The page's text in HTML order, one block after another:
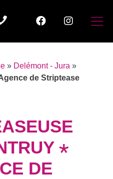
» Delémont - Jura »
de Striptease
⋆
DE